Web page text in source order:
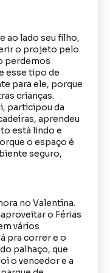
ao lado seu filho,
o projeto pelo
perdemos
esse tipo de
para ele, porque
crianças.
participou da
aprendeu
está lindo e
o espaço é
seguro,
no Valentina.
o Férias
vários
pra correr e o
palhaço, que
o vencedor e a